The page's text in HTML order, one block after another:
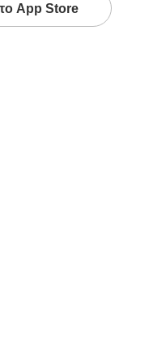
App Store